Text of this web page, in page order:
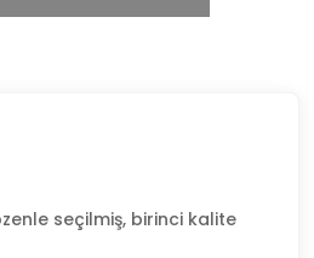
seçilmiş, birinci kalite